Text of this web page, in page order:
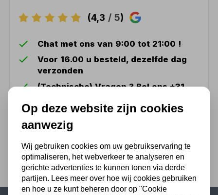
(4,3 / 5)
Chat met ons van 9:00 tot 21:00 !
Voor 16.00 u besteld, dezelfde dag
verzonden
(Technische) Vragen ? Bel ons +31
1.500 m2 winkel in Rijssen !
Twents familiebedrijf sinds 1992 !
Op deze website zijn cookies
aanwezig
Wij gebruiken cookies om uw gebruikservaring te
optimaliseren, het webverkeer te analyseren en
gerichte advertenties te kunnen tonen via derde
partijen. Lees meer over hoe wij cookies gebruiken
en hoe u ze kunt beheren door op "Cookie